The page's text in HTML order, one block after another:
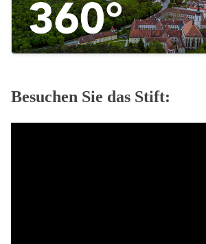
Besuchen Sie das Stift: